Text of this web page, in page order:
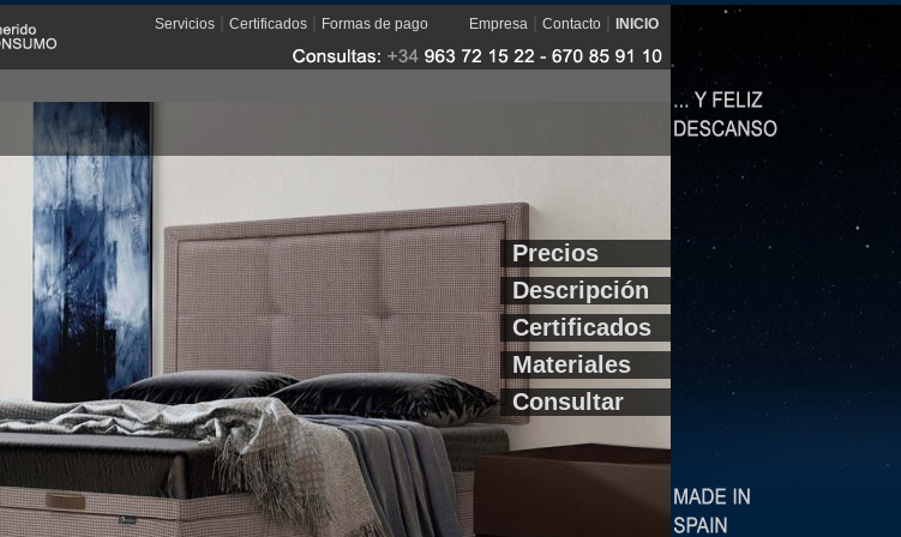
Servicios Certificados Formas de pago Empresa Contacto INICIO
Precios
Descripción
Certificados
Materiales
Consultar